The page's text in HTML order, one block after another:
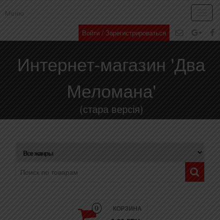
Меню
Войти / Зарегистрироваться
Интернет-магазин 'Два
Меломана'
(стара версія)
0 КОРЗИНА